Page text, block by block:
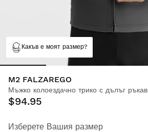
Какъв е моят размер?
M2 FALZAREGO
Мъжко колоездачно трико с дълъг ръкав
$94.95
Изберете Вашия размер